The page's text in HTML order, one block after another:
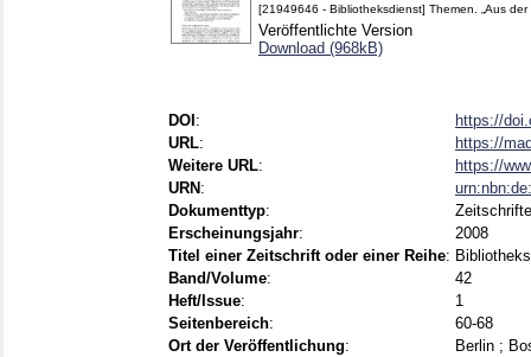
[21949646 - Bibliotheksdienst] Themen. „Aus
Veröffentlichte Version
Download (968kB)
DOI :
https://
URL:
https://
Weitere URL:
https://
URN :
Dokumenttyp:
Erscheinungsjahr:
2008
Titel einer Zeitschrift oder einer Reihe:
Band/Volume:
42
Heft/Issue:
1
Seitenbereich:
60-68
Ort der Veröffentlichung:
Berlin ;